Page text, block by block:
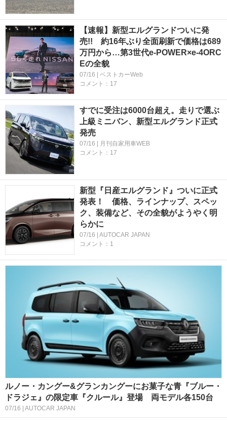
【速報】新型エルグランドついに発
売!! 約16年ぶり全面刷新で価格は689
万円から…第3世代e-POWER×e-4ORC
Eの全貌
07/16 | ベストカーWeb
コメント：17
すでに受注は6000台超え。走りで選ぶ
上級ミニバン、新型エルグランド正式
発売
07/16 | 月刊自家用車WEB
コメント：17
新型『日産エルグランド』ついに正式
発表！ 価格、ラインナップ、スペッ
ク、装備など、その全貌がようやく明
らかに
07/16 | AUTOCAR JAPAN
コメント：1
ルノー・カングー&グランカングーにお菓子な青『ブルー・
ドラジェ』の限定車『クルール』登場 両モデル各150台
07/16 | AUTOCAR JAPAN